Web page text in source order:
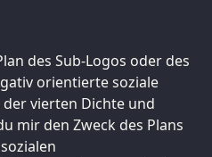
des Sub-Logos oder des
orientierte soziale
vierten Dichte und
mir den Zweck des Plans